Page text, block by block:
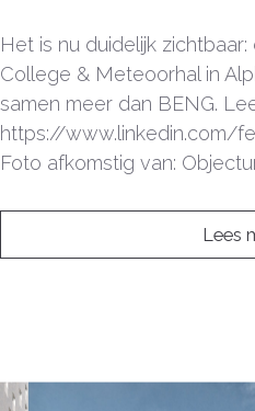
Het is nu duidelijk
College & Meteoorhal in
samen meer dan BENG.
https://www.linkedin.com/
Foto afkomstig van:
Lees